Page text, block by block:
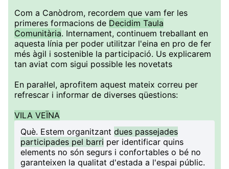
Com a Canòdrom, recordem que vam fer les
primeres formacions de Decidim Taula
Comunitària. Internament, continuem treballant en
aquesta línia per poder utilitzar l'eina en pro de fer
més àgil i sostenible la participació. Us explicarem
tan aviat com sigui possible les novetats
En paral·lel, aprofitem aquest mateix correu per
refrescar i informar de diverses qüestions:
VILA VEÏNA
Què. Estem organitzant dues passejades
participades pel barri per identificar quins
elements no són segurs i confortables o bé no
garanteixen la qualitat d'estada a l'espai públic.